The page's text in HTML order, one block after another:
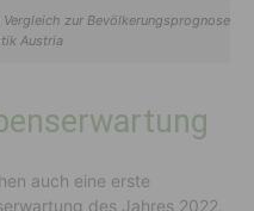
zur Bevölkerungsprognose
Austria
auch eine erste
des Jahres 2022.